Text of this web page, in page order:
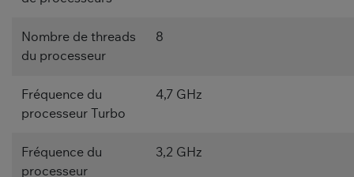
Nombre de threads
du processeur
8
Fréquence du
processeur Turbo
4,7 GHz
Fréquence du
processeur
3,2 GHz